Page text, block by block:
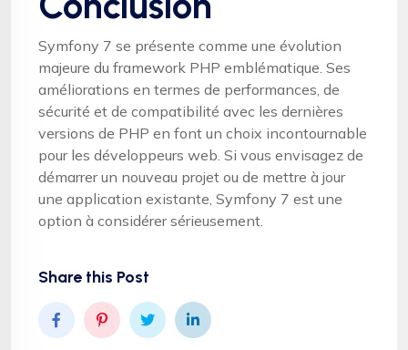
Symfony 7 se présente comme une évolution
majeure du framework PHP emblématique. Ses
améliorations en termes de performances, de
sécurité et de compatibilité avec les dernières
versions de PHP en font un choix incontournable
pour les développeurs web. Si vous envisagez de
démarrer un nouveau projet ou de mettre à jour
une application existante, Symfony 7 est une
option à considérer sérieusement.
Share this Post